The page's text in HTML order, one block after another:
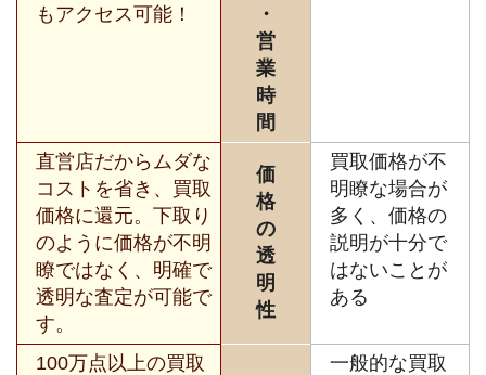
もアクセス可能！
・
営
業
時
間
直営店だからムダな
コストを省き、買取
価格に還元。下取り
のように価格が不明
瞭ではなく、明確で
透明な査定が可能で
す。
価
格
の
透
明
性
買取価格が不
明瞭な場合が
多く、価格の
説明が十分で
はないことが
ある
100万点以上の買取
一般的な買取